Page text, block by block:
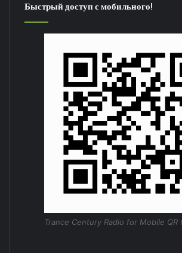
Быстрый доступ с мобильного!
Trance Century Radio for Mobile QR